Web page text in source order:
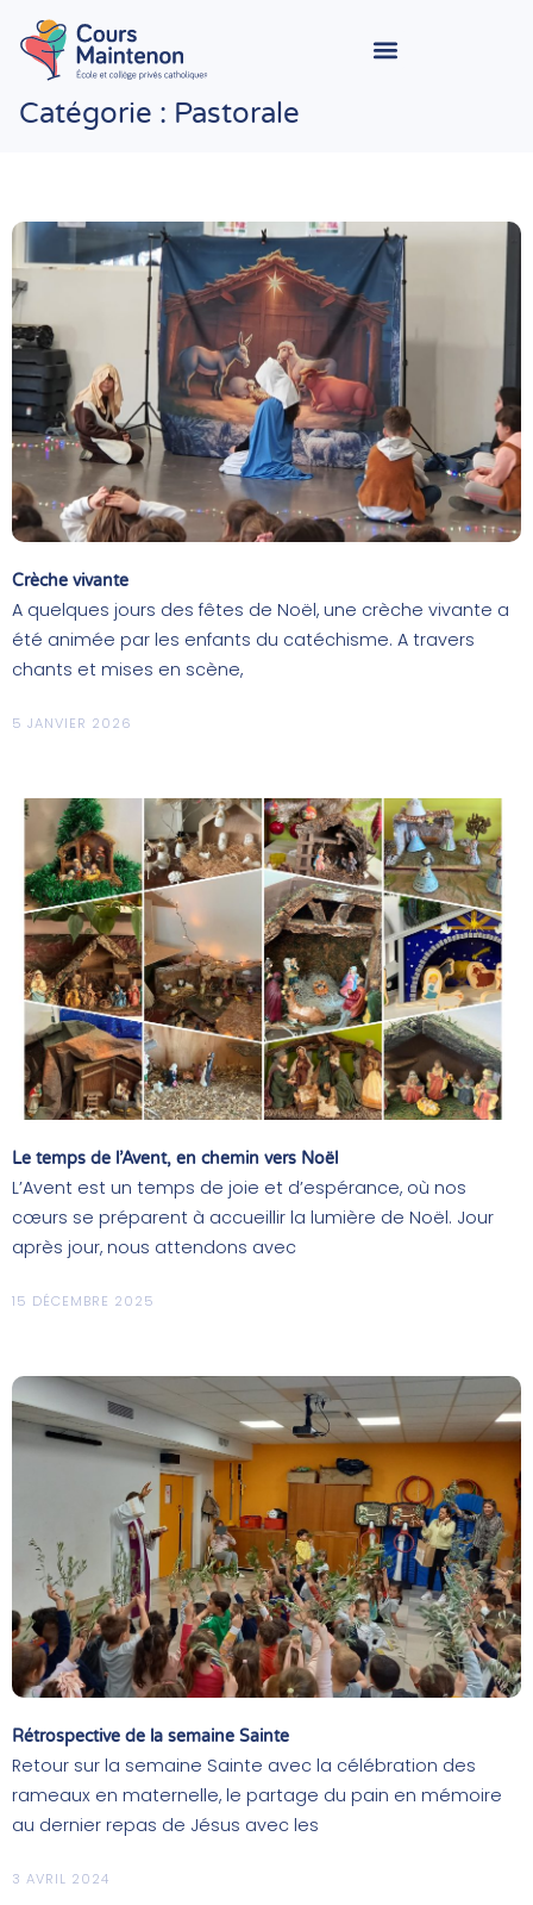
Catégorie : Pastorale
Crèche vivante
A quelques jours des fêtes de Noël, une crèche vivante a
été animée par les enfants du catéchisme. A travers
chants et mises en scène,
5 JANVIER 2026
Le temps de l’Avent, en chemin vers Noël
L’Avent est un temps de joie et d’espérance, où nos
cœurs se préparent à accueillir la lumière de Noël. Jour
après jour, nous attendons avec
15 DÉCEMBRE 2025
Rétrospective de la semaine Sainte
Retour sur la semaine Sainte avec la célébration des
rameaux en maternelle, le partage du pain en mémoire
au dernier repas de Jésus avec les
3 AVRIL 2024